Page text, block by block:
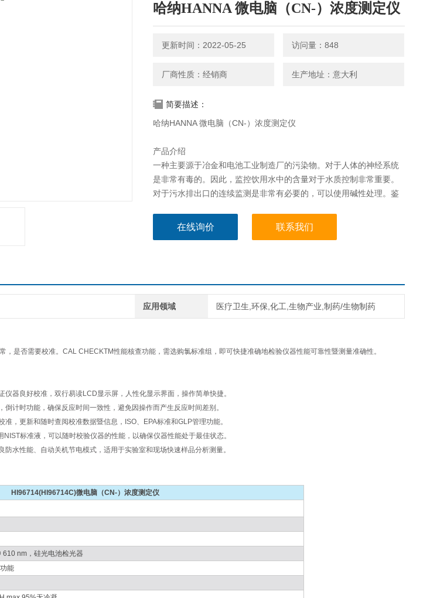
哈纳HANNA 微电脑（CN-）浓度测定仪
更新时间：2022-05-25 访问量：848
厂商性质：经销商 生产地址：意大利
简要描述：
哈纳HANNA 微电脑（CN-）浓度测定仪
产品介绍
一种主要源于冶金和电池工业制造厂的污染物。对于人体的神经系统
是非常有毒的。因此，监控饮用水中的含量对于水质控制非常重要。
对于污水排出口的连续监测是非常有必要的，可以使用碱性处理。鉴
过0.2 mg/
在线询价 联系我们
应用领域 医疗卫生,环保,化工,生物产业,制药/生物制药
，是否需要校准。CAL CHECKTM性能核查功能，需选购氯标准组，即可快捷准确地检验仪器性能可靠性暨测量准确性。
器良好校准，双行易读LCD显示屏，人性化显示界面，操作简单快捷。
计时功能，确保反应时间一致性，避免因操作而产生反应时间差别。
，更新和随时查阅校准数据暨信息，ISO、EPA标准和GLP管理功能。
标准液，可以随时校验仪器的性能，以确保仪器性能处于最佳状态。
水性能、自动关机节电模式，适用于实验室和现场快速样品分析测量。
HI96714(HI96714C)微电脑（CN-）浓度测定仪
610 nm，硅光电池检光器
能